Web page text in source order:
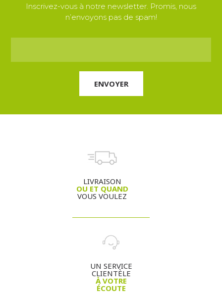
Inscrivez-vous à notre newsletter. Promis, nous
n’envoyons pas de spam!
LIVRAISON
OU ET QUAND
VOUS VOULEZ
UN SERVICE
CLIENTÈLE
À VOTRE
ÉCOUTE